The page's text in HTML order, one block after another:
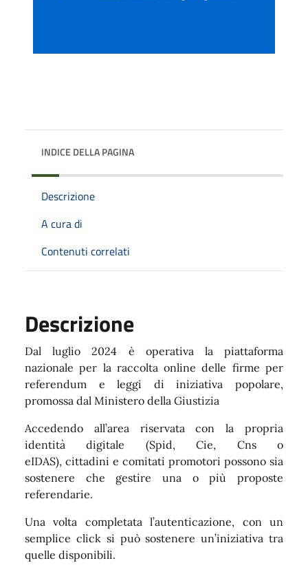
INDICE DELLA PAGINA
Descrizione
A cura di
Contenuti correlati
Descrizione
Dal luglio 2024 è operativa la piattaforma
nazionale per la raccolta online delle firme per
referendum e leggi di iniziativa popolare,
promossa dal Ministero della Giustizia
Accedendo all’area riservata con la propria
identità digitale (Spid, Cie, Cns o
eIDAS), cittadini e comitati promotori possono sia
sostenere che gestire una o più proposte
referendarie.
Una volta completata l’autenticazione, con un
semplice click si può sostenere un’iniziativa tra
quelle disponibili.